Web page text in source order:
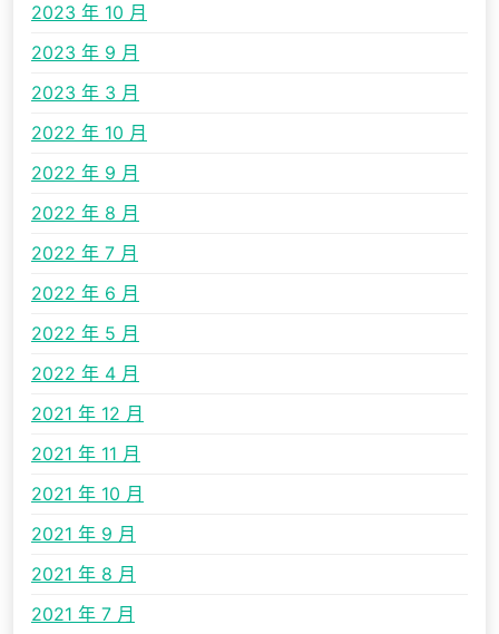
2023 年 10 月
2023 年 9 月
2023 年 3 月
2022 年 10 月
2022 年 9 月
2022 年 8 月
2022 年 7 月
2022 年 6 月
2022 年 5 月
2022 年 4 月
2021 年 12 月
2021 年 11 月
2021 年 10 月
2021 年 9 月
2021 年 8 月
2021 年 7 月